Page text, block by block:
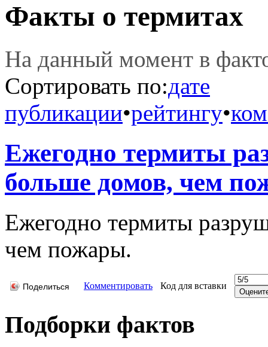
Факты о термитах
На данный момент в
Сортировать по:дате
публикации•рейтингу•
Ежегодно термиты
больше домов, чем
Ежегодно термиты
чем пожары.
Поделиться Комментировать Код для вставки
Подборки фактов